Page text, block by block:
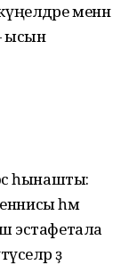
менән
ысын
һынашты:
һәм
эстафетала
ҙә